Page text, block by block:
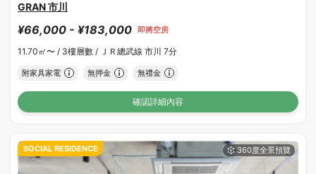
GRAN 市川
¥66,000 - ¥183,000 即將空房
11.70㎡〜 / 3樓層數 / ＪＲ總武線 市川 7分
附家具家電 無押金 無禮金
確認詳細內容
SOCIAL RESIDENCE